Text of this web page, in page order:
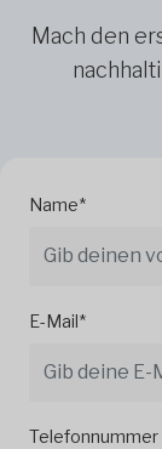
Mach den
Name*
E-Mail*
Telefonnummer